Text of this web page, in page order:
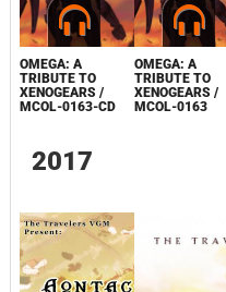
OMEGA: A
TRIBUTE TO
XENOGEARS /
MCOL-0163-CD
OMEGA: A
TRIBUTE TO
XENOGEARS /
MCOL-0163
2017